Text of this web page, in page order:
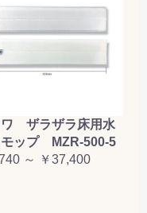
ワ ザラザラ床用水
ップ MZR-500-5
～ ￥37,400